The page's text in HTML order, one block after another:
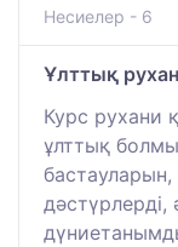
Несиелер - 6
Ұлттық
Курс рухани
ұлттық